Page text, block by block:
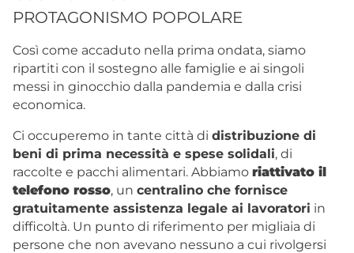
PROTAGONISMO POPOLARE
Così come accaduto nella prima ondata, siamo
ripartiti con il sostegno alle famiglie e ai singoli
messi in ginocchio dalla pandemia e dalla crisi
economica.
Ci occuperemo in tante città di distribuzione di
beni di prima necessità e spese solidali, di
raccolte e pacchi alimentari. Abbiamo riattivato il
telefono rosso, un centralino che fornisce
gratuitamente assistenza legale ai lavoratori in
difficoltà. Un punto di riferimento per migliaia di
persone che non avevano nessuno a cui rivolgersi